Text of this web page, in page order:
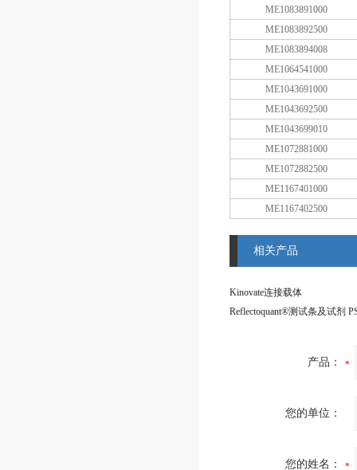
ME1083891000
ME1083892500
ME1083894008
ME1064541000
ME1043691000
ME1043692500
ME1043699010
ME1072881000
ME1072882500
ME1167401000
ME1167402500
相关产品
Kinovate连接载体
产品：
您的单位：
您的姓名：